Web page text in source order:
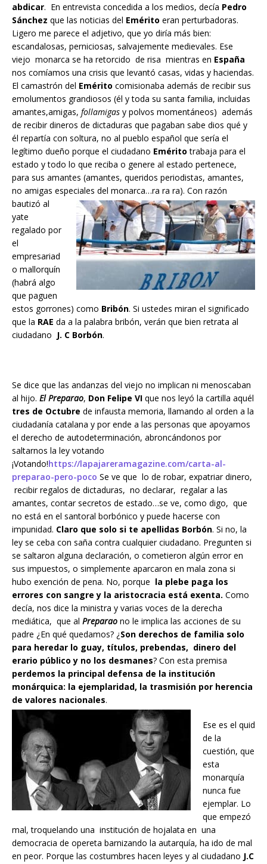
abdicar. En entrevista concedida a los medios, decía Pedro
Sánchez que las noticias del Emérito eran perturbadoras.
Ligero me parece el adjetivo, que yo diría más bien:
escandalosas, perniciosas, salvajemente medievales. Ese
viejo monarca se ha retorcido de risa mientras en España
nos comíamos una crisis que levantó casas, vidas y haciendas.
El camastrón del Emérito comisionaba además de recibir sus
emolumentos grandiosos (él y toda su santa familia, incluidas
amantes,amigas, follamigas y polvos momentáneos) además
de recibir dineros de dictaduras que pagaban sabe dios qué y
él repartía con soltura, no al pueblo español que sería el
legítimo dueño porque el ciudadano Emérito trabaja para el
estado y todo lo que reciba o genere al estado pertenece,
para sus amantes (amantes, queridos periodistas, amantes,
no amigas especiales del monarca…ra ra ra). Con razón
bautizó al
yate
regalado por
el
empresariad
o mallorquín
(habrá algo
que paguen
estos gorrones) como Bribón. Si ustedes miran el significado
que la RAE da a la palabra bribón, verán que bien retrata al
ciudadano J. C Borbón.
Se dice que las andanzas del viejo no implican ni menoscaban
al hijo. El Preparao, Don Felipe VI que nos leyó la cartilla aquél
tres de Octubre de infausta memoria, llamando al orden a la
ciudadanía catalana y por ende a las personas que apoyamos
el derecho de autodeterminación, abroncándonos por
saltarnos la ley votando
¡Votando!https://lapajareramagazine.com/carta-al-
preparao-pero-poco Se ve que lo de robar, expatriar dinero,
recibir regalos de dictaduras, no declarar, regalar a las
amantes, contar secretos de estado…se ve, como digo, que
no está en el santoral borbónico y puede hacerse con
impunidad. Claro que solo si te apellidas Borbón. Si no, la
ley se ceba con saña contra cualquier ciudadano. Pregunten si
se saltaron alguna declaración, o cometieron algún error en
sus impuestos, o simplemente aparcaron en mala zona si
hubo exención de pena. No, porque la plebe paga los
errores con sangre y la aristocracia está exenta. Como
decía, nos dice la ministra y varias voces de la derecha
mediática, que al Preparao no le implica las acciones de su
padre ¿En qué quedamos? ¿Son derechos de familia solo
para heredar lo guay, títulos, prebendas, dinero del
erario público y no los desmanes? Con esta premisa
perdemos la principal defensa de la institución
monárquica: la ejemplaridad, la trasmisión por herencia
de valores nacionales.
Ese es el quid
de la
cuestión, que
esta
monarquía
nunca fue
ejemplar. Lo
que empezó
mal, troquelando una institución de hojalata en una
democracia de opereta barnizando la autarquía, ha ido de mal
en peor. Porque las costumbres hacen leyes y al ciudadano J.C